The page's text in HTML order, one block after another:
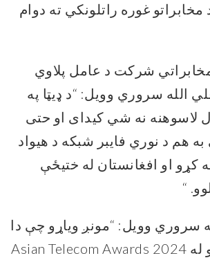
غوره راتلونکي ته دوام
شرکت د عامل پلاوي
الله سروري وویل: “د ډیټا په
لاسوهنه نه شي کیدای او حتی
هم د نوري فایبر شبکه د هیواد
کړو او افغانستان له ختیځې
.
“
سروري وویل: “مونږ ویاړو چې دا
له Asian Telecom Awards 2024